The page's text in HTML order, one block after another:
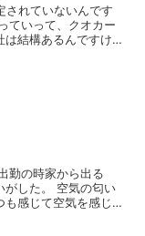
されていないんです
ていって、クオカー
結構あるんですけど
勤の時家から出る
がした。 空気の匂い
感じて空気を感じて